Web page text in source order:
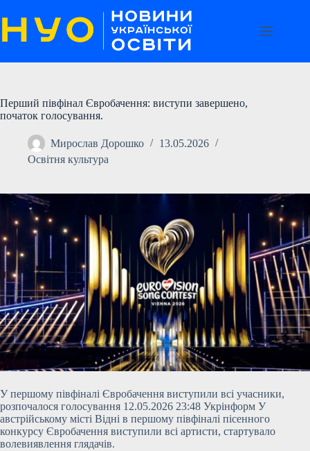
до
вмісту
Перший півфінал Євробачення: виступи завершено,
початок голосування.
Мирослав Дорошко
13.05.2026
Освітня культура
У першому півфіналі Євробачення виступили всі учасники,
розпочалося голосування 12.05.2026 23:48 Укрінформ У
австрійському місті Відні в першому півфіналі пісенного
конкурсу Євробачення виступили всі артисти, стартувало
волевиявлення глядачів.